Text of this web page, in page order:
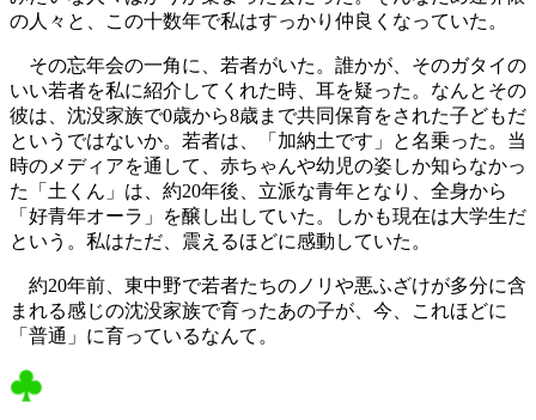
の人々と、この十数年で私はすっかり仲良くなっていた。
その忘年会の一角に、若者がいた。誰かが、そのガタイの
いい若者を私に紹介してくれた時、耳を疑った。なんとその
彼は、沈没家族で0歳から8歳まで共同保育をされた子どもだ
というではないか。若者は、「加納土です」と名乗った。当
時のメディアを通して、赤ちゃんや幼児の姿しか知らなかっ
た「土くん」は、約20年後、立派な青年となり、全身から
「好青年オーラ」を醸し出していた。しかも現在は大学生だ
という。私はただ、震えるほどに感動していた。
約20年前、東中野で若者たちのノリや悪ふざけが多分に含
まれる感じの沈没家族で育ったあの子が、今、これほどに
「普通」に育っているなんて。